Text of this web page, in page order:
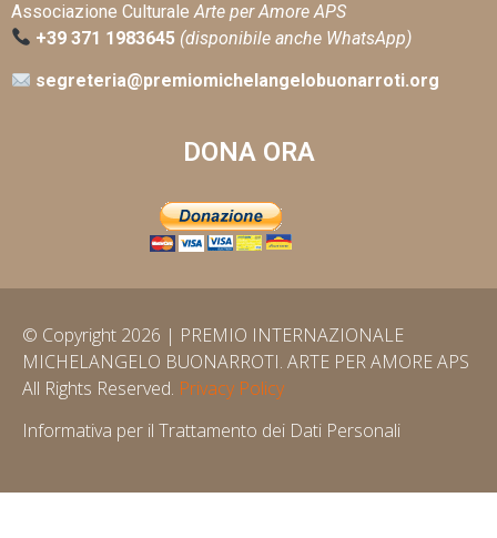
Associazione Culturale Arte per Amore APS
+39 371 1983645 (disponibile anche WhatsApp)
segreteria@premiomichelangelobuonarroti.org
DONA ORA
© Copyright 2026 | PREMIO INTERNAZIONALE
MICHELANGELO BUONARROTI. ARTE PER AMORE APS
All Rights Reserved. Privacy Policy
Informativa per il Trattamento dei Dati Personali